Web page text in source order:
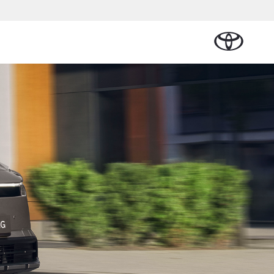
€ 32.995,-
Toyota C-HR
ALS PLUG-IN
modellen
Onderdelen &
Banden
Schade melden
Contact en
Route
Oplaadservice
Energie en slim
laden
Contact en
Bedrijfswagens
leasen
Verzekeren
Plan een
brochure
aan
Contact en
Route